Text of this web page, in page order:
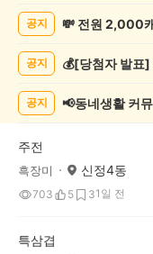
글
공지
공지
공지 📢동네생활 커
주전
흑장미 신정4동
703 5 31일 전
특삼겹